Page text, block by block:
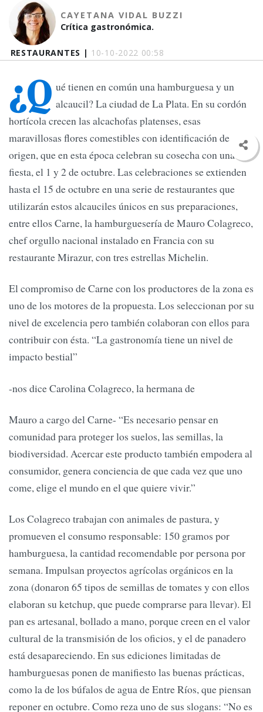
RESTAURANTES | 10-10-2022 00:58
CAYETANA VIDAL BUZZI
Crítica gastronómica.
¿Q ué tienen en común una hamburguesa y un
alcaucil? La ciudad de La Plata. En su cordón
hortícola crecen las alcachofas platenses, esas
maravillosas flores comestibles con identificación de
origen, que en esta época celebran su cosecha con una
fiesta, el 1 y 2 de octubre. Las celebraciones se extienden
hasta el 15 de octubre en una serie de restaurantes que
utilizarán estos alcauciles únicos en sus preparaciones,
entre ellos Carne, la hamburguesería de Mauro Colagreco,
chef orgullo nacional instalado en Francia con su
restaurante Mirazur, con tres estrellas Michelin.
El compromiso de Carne con los productores de la zona es
uno de los motores de la propuesta. Los seleccionan por su
nivel de excelencia pero también colaboran con ellos para
contribuir con ésta. “La gastronomía tiene un nivel de
impacto bestial”
-nos dice Carolina Colagreco, la hermana de
Mauro a cargo del Carne- “Es necesario pensar en
comunidad para proteger los suelos, las semillas, la
biodiversidad. Acercar este producto también empodera al
consumidor, genera conciencia de que cada vez que uno
come, elige el mundo en el que quiere vivir.”
Los Colagreco trabajan con animales de pastura, y
promueven el consumo responsable: 150 gramos por
hamburguesa, la cantidad recomendable por persona por
semana. Impulsan proyectos agrícolas orgánicos en la
zona (donaron 65 tipos de semillas de tomates y con ellos
elaboran su ketchup, que puede comprarse para llevar). El
pan es artesanal, bollado a mano, porque creen en el valor
cultural de la transmisión de los oficios, y el de panadero
está desapareciendo. En sus ediciones limitadas de
hamburguesas ponen de manifiesto las buenas prácticas,
como la de los búfalos de agua de Entre Ríos, que piensan
reponer en octubre. Como reza uno de sus slogans: “No es